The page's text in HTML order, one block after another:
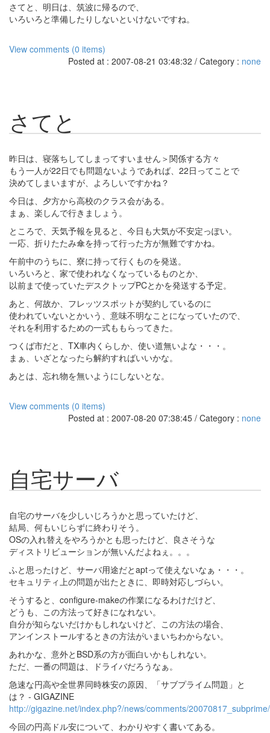
さてと、明日は、筑波に帰るので、
いろいろと準備したりしないといけないですね。
View comments (0 items)
Posted at : 2007-08-21 03:48:32 / Category : none
さてと
昨日は、寝落ちしてしまってすいません＞関係する方々
もう一人が22日でも問題ないようであれば、22日ってことで
決めてしまいますが、よろしいですかね？
今日は、夕方から高校のクラス会がある。
まぁ、楽しんで行きましょう。
ところで、天気予報を見ると、今日も大気が不安定っぽい。
一応、折りたたみ傘を持って行った方が無難ですかね。
午前中のうちに、寮に持って行くものを発送。
いろいろと、家で使われなくなっているものとか、
以前まで使っていたデスクトップPCとかを発送する予定。
あと、何故か、フレッツスポットが契約しているのに
使われていないとかいう、意味不明なことになっていたので、
それを利用するための一式ももらってきた。
つくば市だと、TX車内くらしか、使い道無いよな・・・。
まぁ、いざとなったら解約すればいいかな。
あとは、忘れ物を無いようにしないとな。
View comments (0 items)
Posted at : 2007-08-20 07:38:45 / Category : none
自宅サーバ
自宅のサーバを少しいじろうかと思っていたけど、
結局、何もいじらずに終わりそう。
OSの入れ替えをやろうかとも思ったけど、良さそうな
ディストリビューションが無いんだよねぇ。。。
ふと思ったけど、サーバ用途だとaptって使えないなぁ・・・。
セキュリティ上の問題が出たときに、即時対応しづらい。
そうすると、configure-makeの作業になるわけだけど、
どうも、この方法って好きになれない。
自分が知らないだけかもしれないけど、この方法の場合、
アンインストールするときの方法がいまいちわからない。
あれかな、意外とBSD系の方が面白いかもしれない。
ただ、一番の問題は、ドライバだろうなぁ。
急速な円高や全世界同時株安の原因、「サブプライム問題」と
は？ - GIGAZINE
http://gigazine.net/index.php?/news/comments/20070817_subprime/
今回の円高ドル安について、わかりやすく書いてある。